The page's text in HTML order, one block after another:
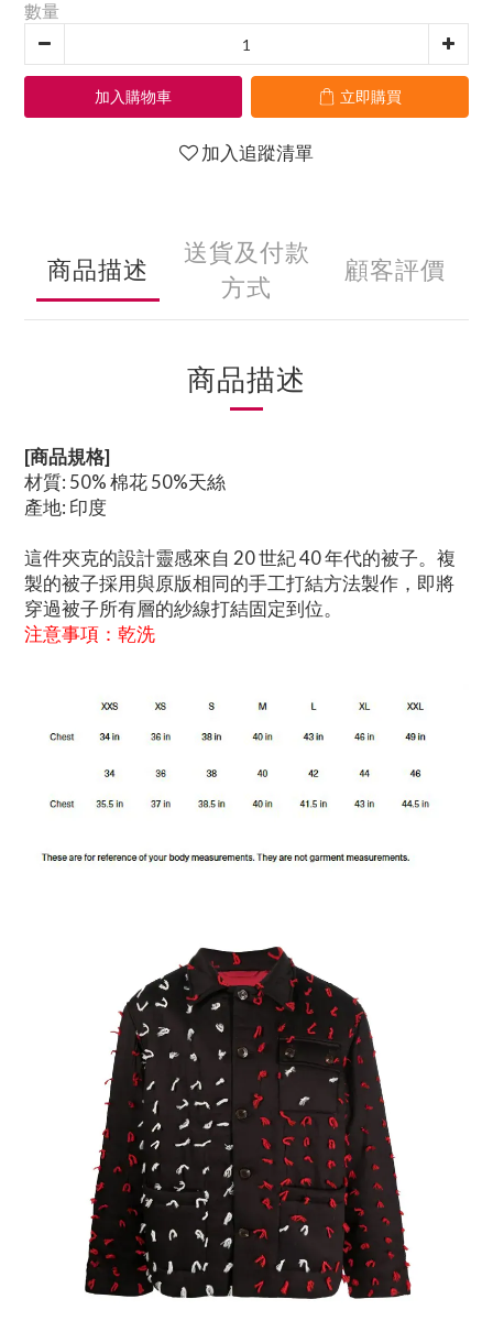
數量
加入購物車 立即購買
加入追蹤清單
商品描述
送貨及付款
方式
顧客評價
商品描述
[商品規格]
材質: 50% 棉花 50%天絲
產地: 印度
這件夾克的設計靈感來自 20 世紀 40 年代的被子。複
製的被子採用與原版相同的手工打結方法製作，即將
穿過被子所有層的紗線打結固定到位。
注意事項：乾洗